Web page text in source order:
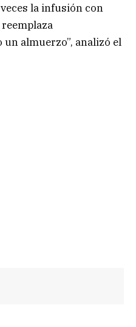
la infusión con
almuerzo”, analizó el